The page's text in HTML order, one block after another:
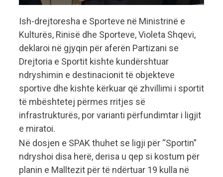
Ish-drejtoresha e Sporteve në Ministrinë e
Kulturës, Rinisë dhe Sporteve, Violeta Shqevi,
deklaroi në gjyqin për aferën Partizani se
Drejtoria e Sportit kishte kundërshtuar
ndryshimin e destinacionit të objekteve
sportive dhe kishte kërkuar që zhvillimi i sportit
të mbështetej përmes rritjes së
infrastrukturës, por varianti përfundimtar i ligjit
e miratoi.
Në dosjen e SPAK thuhet se ligji për “Sportin”
ndryshoi disa herë, derisa u qep si kostum për
planin e Malltezit për të ndërtuar 19 kulla në